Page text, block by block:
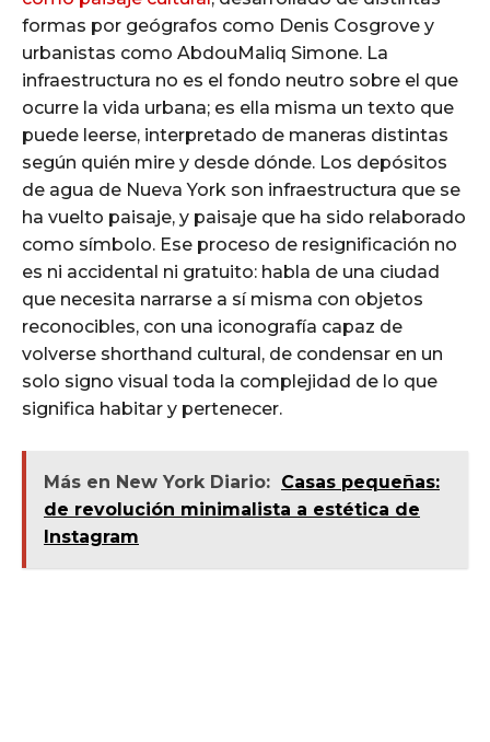
formas por geógrafos como Denis Cosgrove y
urbanistas como AbdouMaliq Simone. La
infraestructura no es el fondo neutro sobre el que
ocurre la vida urbana; es ella misma un texto que
puede leerse, interpretado de maneras distintas
según quién mire y desde dónde. Los depósitos
de agua de Nueva York son infraestructura que se
ha vuelto paisaje, y paisaje que ha sido relaborado
como símbolo. Ese proceso de resignificación no
es ni accidental ni gratuito: habla de una ciudad
que necesita narrarse a sí misma con objetos
reconocibles, con una iconografía capaz de
volverse shorthand cultural, de condensar en un
solo signo visual toda la complejidad de lo que
significa habitar y pertenecer.
Más en New York Diario: Casas pequeñas:
de revolución minimalista a estética de
Instagram